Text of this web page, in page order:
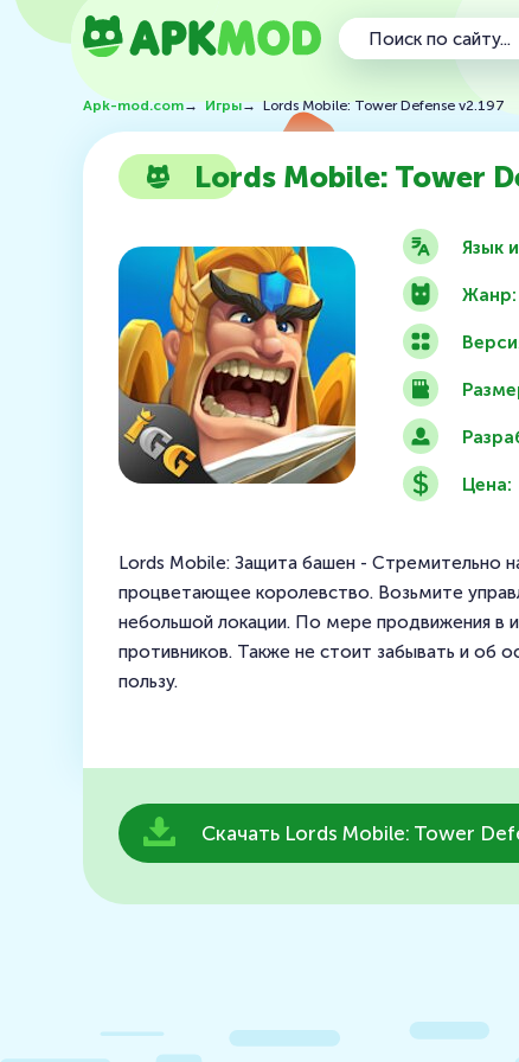
Apk-mod.com→Игры→Lords Mobile: Tower Defense v2.197
Lords Mobile: Tower
Язык
Жанр:
Цена:
Lords Mobile: Защита башен - Стремительно
процветающее королевство. Возьмите
небольшой локации. По мере продвижения в
противников. Также не стоит забывать и об
пользу.
Скачать Lords Mobile: Tower